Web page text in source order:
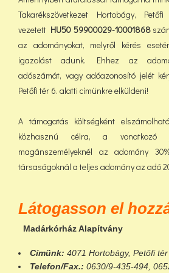
Takarékszövetkezet Hortobágy,
vezetett HU50 59900029-10001868
az adományokat, melyről kérés
igazolást adunk. Ehhez az
adószámát, vagy adóazonosító jelét
Petőfi tér 6. alatti címünkre elküldeni!
A támogatás költségként
közhasznú célra, a vonatkozó
magánszemélyeknél az adomány
társaságoknál a teljes adomány az adó
Látogasson el
Madárkórház Alapítvány
Címünk: 4071 Hortobágy, Petőfi
Telefon/Fax.: 0630/9-435-494,